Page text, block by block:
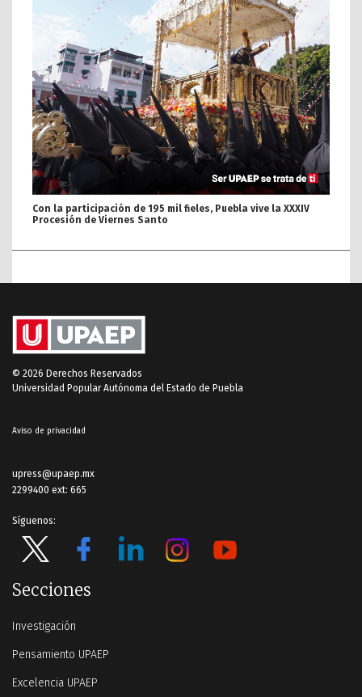
Con la participación de 195 mil fieles, Puebla vive la XXXIV
Procesión de Viernes Santo
© 2026 Derechos Reservados
Universidad Popular Autónoma del Estado de Puebla
Aviso de privacidad
upress@upaep.mx
2299400 ext: 665
Síguenos:
Secciones
Investigación
Pensamiento UPAEP
Excelencia UPAEP